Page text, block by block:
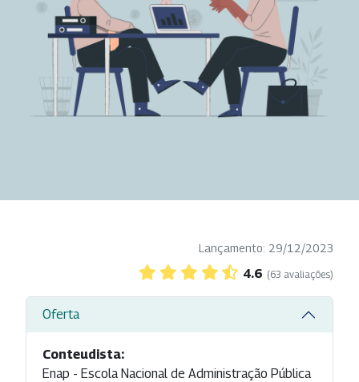
Lançamento: 29/12/2023
4.6 (63 avaliações)
Oferta
Conteudista:
Enap - Escola Nacional de Administração Pública